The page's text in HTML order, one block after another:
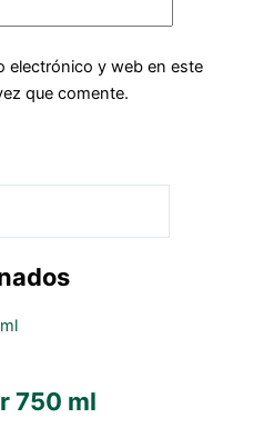
electrónico y web en este
que comente.
750 ml